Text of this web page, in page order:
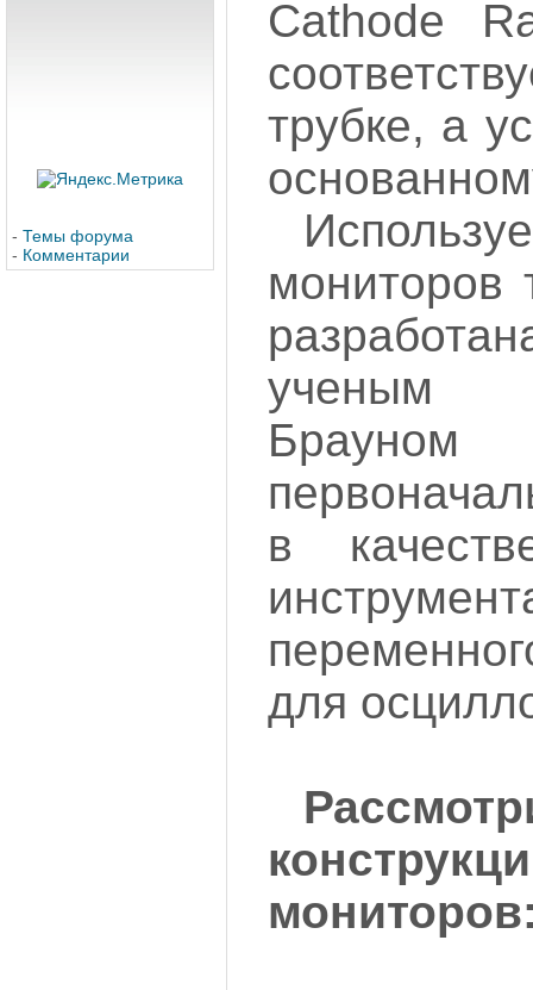
- Темы форума
- Комментарии
Cathode
трубке, а
мониторов
ученым
в
для